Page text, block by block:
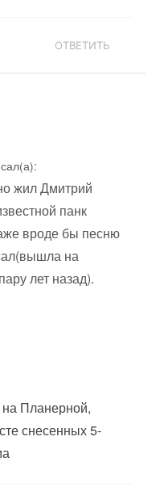
ОТВЕТИТЬ
жил Дмитрий
панк
вроде бы песню
на
лет назад).
Планерной,
снесенных 5-